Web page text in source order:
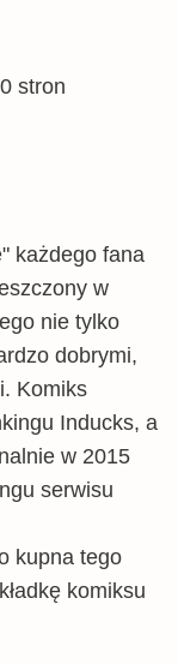
stron
każdego fana
w
nie tylko
dobrymi,
Komiks
Inducks, a
w 2015
serwisu
kupna tego
komiksu